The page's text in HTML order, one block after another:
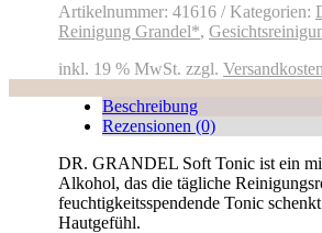
Artikelnummer: 41616 Kategorien:
Reinigung Grandel*,
inkl. 19 % MwSt. zzgl. Versandkosten
Beschreibung
Rezensionen (0)
DR. GRANDEL Soft Tonic ist ein
Alkohol, das die tägliche
feuchtigkeitsspendende Tonic
Hautgefühl.